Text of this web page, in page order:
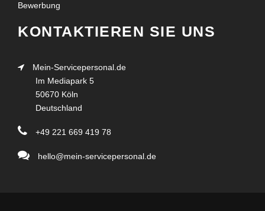
Bewerbung
KONTAKTIEREN SIE UNS
Mein-Servicepersonal.de
Im Mediapark 5
50670 Köln
Deutschland
+49 221 669 419 78
hello@mein-servicepersonal.de